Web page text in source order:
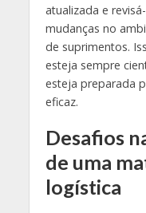
atualizada e
mudanças no
de suprimentos.
esteja sempre
esteja preparada
eficaz.
Desafios
de uma
logística